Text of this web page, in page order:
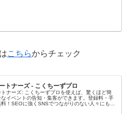
こちらからチェック
トナーズ - こくちーずプロ
ナーズ: こくちーずプロを使えば、驚くほど簡
なイベントの告知・集客ができます。登録料・手
！SEOに強くSNSでつながりのない人々にもア